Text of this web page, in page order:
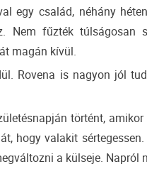
egy család, néhány
Nem fűzték túlságosan
magán kívül.
Rovena is nagyon jól
történt,
hogy valakit
a külseje. Napról